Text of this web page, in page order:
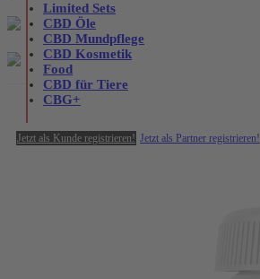
Limited Sets
CBD Öle
CBD Mundpflege
CBD Kosmetik
Food
CBD für Tiere
CBG+
Jetzt als Kunde registrieren! Jetzt als Partner registrieren!